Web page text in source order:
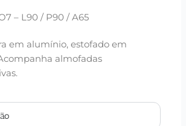
– L90 / P90 / A65
em alumínio, estofado em
almofadas